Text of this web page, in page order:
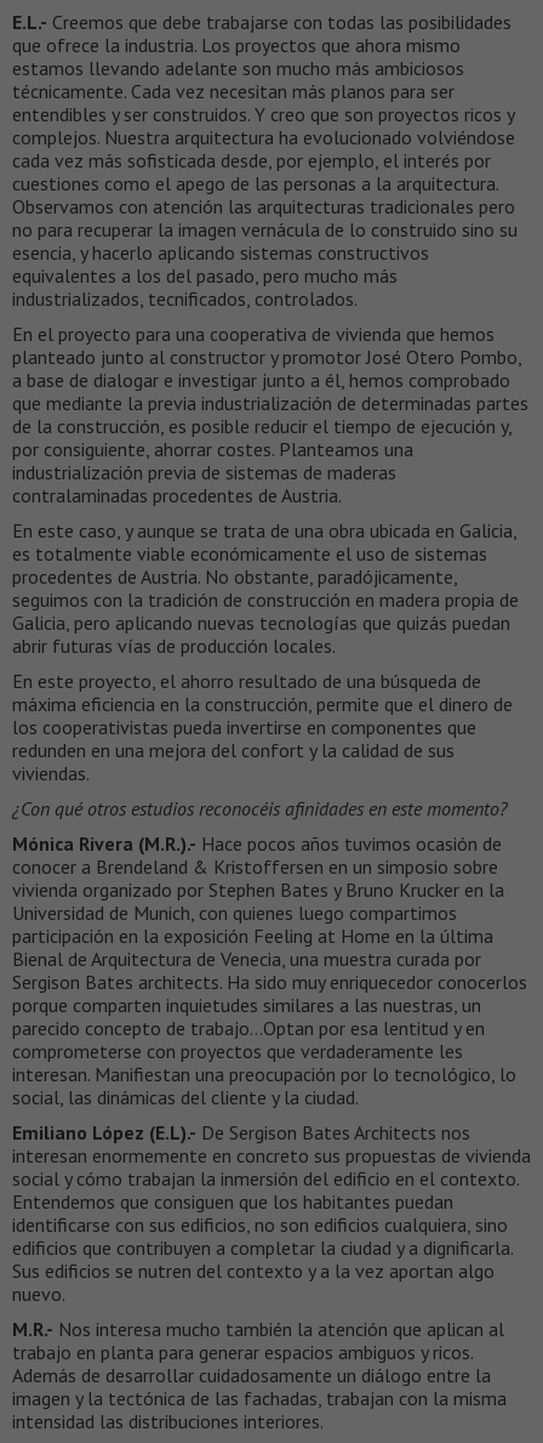
E.L.- Creemos que debe trabajarse con todas las posibilidades
que ofrece la industria. Los proyectos que ahora mismo
estamos llevando adelante son mucho más ambiciosos
técnicamente. Cada vez necesitan más planos para ser
entendibles y ser construidos. Y creo que son proyectos ricos y
complejos. Nuestra arquitectura ha evolucionado volviéndose
cada vez más sofisticada desde, por ejemplo, el interés por
cuestiones como el apego de las personas a la arquitectura.
Observamos con atención las arquitecturas tradicionales pero
no para recuperar la imagen vernácula de lo construido sino su
esencia, y hacerlo aplicando sistemas constructivos
equivalentes a los del pasado, pero mucho más
industrializados, tecnificados, controlados.
En el proyecto para una cooperativa de vivienda que hemos
planteado junto al constructor y promotor José Otero Pombo,
a base de dialogar e investigar junto a él, hemos comprobado
que mediante la previa industrialización de determinadas partes
de la construcción, es posible reducir el tiempo de ejecución y,
por consiguiente, ahorrar costes. Planteamos una
industrialización previa de sistemas de maderas
contralaminadas procedentes de Austria.
En este caso, y aunque se trata de una obra ubicada en Galicia,
es totalmente viable económicamente el uso de sistemas
procedentes de Austria. No obstante, paradójicamente,
seguimos con la tradición de construcción en madera propia de
Galicia, pero aplicando nuevas tecnologías que quizás puedan
abrir futuras vías de producción locales.
En este proyecto, el ahorro resultado de una búsqueda de
máxima eficiencia en la construcción, permite que el dinero de
los cooperativistas pueda invertirse en componentes que
redunden en una mejora del confort y la calidad de sus
viviendas.
¿Con qué otros estudios reconocéis afinidades en este momento?
Mónica Rivera (M.R.).- Hace pocos años tuvimos ocasión de
conocer a Brendeland & Kristoffersen en un simposio sobre
vivienda organizado por Stephen Bates y Bruno Krucker en la
Universidad de Munich, con quienes luego compartimos
participación en la exposición Feeling at Home en la última
Bienal de Arquitectura de Venecia, una muestra curada por
Sergison Bates architects. Ha sido muy enriquecedor conocerlos
porque comparten inquietudes similares a las nuestras, un
parecido concepto de trabajo…Optan por esa lentitud y en
comprometerse con proyectos que verdaderamente les
interesan. Manifiestan una preocupación por lo tecnológico, lo
social, las dinámicas del cliente y la ciudad.
Emiliano López (E.L).- De Sergison Bates Architects nos
interesan enormemente en concreto sus propuestas de vivienda
social y cómo trabajan la inmersión del edificio en el contexto.
Entendemos que consiguen que los habitantes puedan
identificarse con sus edificios, no son edificios cualquiera, sino
edificios que contribuyen a completar la ciudad y a dignificarla.
Sus edificios se nutren del contexto y a la vez aportan algo
nuevo.
M.R.- Nos interesa mucho también la atención que aplican al
trabajo en planta para generar espacios ambiguos y ricos.
Además de desarrollar cuidadosamente un diálogo entre la
imagen y la tectónica de las fachadas, trabajan con la misma
intensidad las distribuciones interiores.